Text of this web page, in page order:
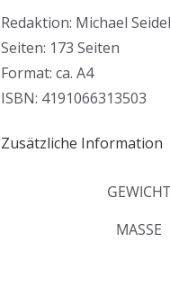
Redaktion: Michael
Seiten: 173 Seiten
Format: ca. A4
ISBN: 4191066313503
Zusätzliche Information
GEWICHT
MASSE